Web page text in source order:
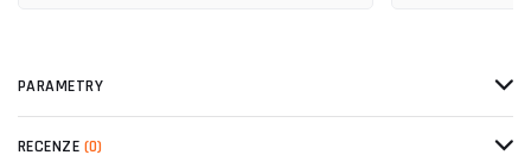
PARAMETRY
RECENZE (0)